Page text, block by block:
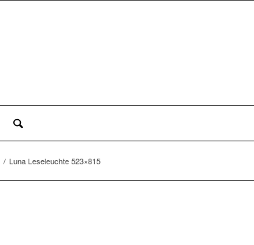
/ Luna Leseleuchte 523×815